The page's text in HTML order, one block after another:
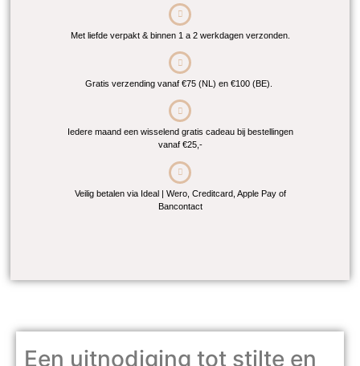
Met liefde verpakt & binnen 1 a 2 werkdagen verzonden.
Gratis verzending vanaf €75 (NL) en €100 (BE).
Iedere maand een wisselend gratis cadeau bij bestellingen
vanaf €25,-
Veilig betalen via Ideal | Wero, Creditcard, Apple Pay of
Bancontact
Een uitnodiging tot stilte en